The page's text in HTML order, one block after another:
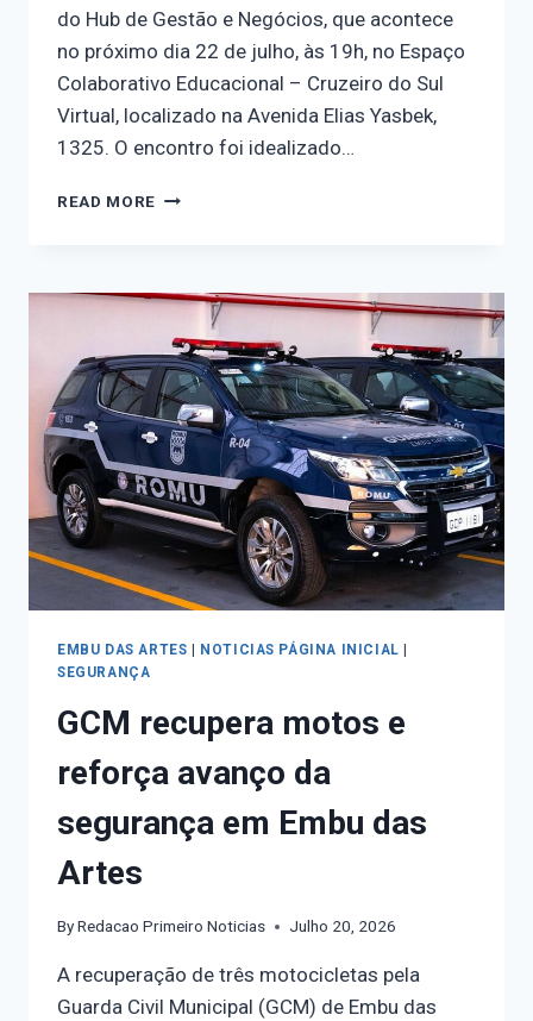
do Hub de Gestão e Negócios, que acontece
no próximo dia 22 de julho, às 19h, no Espaço
Colaborativo Educacional – Cruzeiro do Sul
Virtual, localizado na Avenida Elias Yasbek,
1325. O encontro foi idealizado…
READ MORE
EMBU DAS ARTES | NOTICIAS PÁGINA INICIAL |
SEGURANÇA
GCM recupera motos e
reforça avanço da
segurança em Embu das
Artes
ByRedacao Primeiro Noticias Julho 20, 2026
A recuperação de três motocicletas pela
Guarda Civil Municipal (GCM) de Embu das